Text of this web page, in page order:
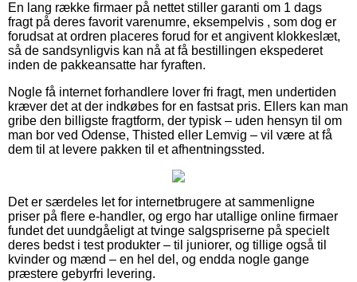
En lang række firmaer på nettet stiller garanti om 1 dags
fragt på deres favorit varenumre, eksempelvis , som dog er
forudsat at ordren placeres forud for et angivent klokkeslæt,
så de sandsynligvis kan nå at få bestillingen ekspederet
inden de pakkeansatte har fyraften.
Nogle få internet forhandlere lover fri fragt, men undertiden
kræver det at der indkøbes for en fastsat pris. Ellers kan man
gribe den billigste fragtform, der typisk – uden hensyn til om
man bor ved Odense, Thisted eller Lemvig – vil være at få
dem til at levere pakken til et afhentningssted.
Det er særdeles let for internetbrugere at sammenligne
priser på flere e-handler, og ergo har utallige online firmaer
fundet det uundgåeligt at tvinge salgspriserne på specielt
deres bedst i test produkter – til juniorer, og tillige også til
kvinder og mænd – en hel del, og endda nogle gange
præstere gebyrfri levering.